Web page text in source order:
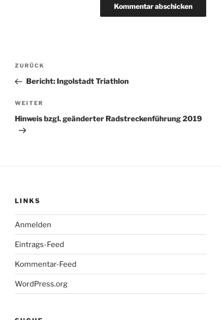
Beitragsnavigation
Vorheriger
Beitrag
ZURÜCK
Bericht: Ingolstadt Triathlon
Nächster
Beitrag
WEITER
Hinweis bzgl. geänderter Radstreckenführung 2019
LINKS
Anmelden
Eintrags-Feed
Kommentar-Feed
WordPress.org